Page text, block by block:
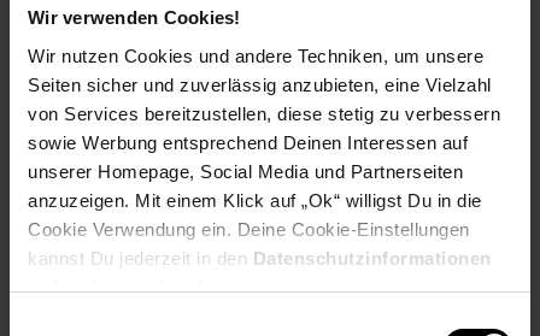
Wir verwenden Cookies!
Wir nutzen Cookies und andere Techniken, um unsere
Seiten sicher und zuverlässig anzubieten, eine Vielzahl
von Services bereitzustellen, diese stetig zu verbessern
sowie Werbung entsprechend Deinen Interessen auf
unserer Homepage, Social Media und Partnerseiten
anzuzeigen. Mit einem Klick auf „Ok“ willigst Du in die
Cookie Verwendung ein. Deine Cookie-Einstellungen
kannst Du jederzeit in den Datenschutzinformationen
ändern bzw. widerrufen.
PAYBACK
Payback Punkte
Extra°Punkte:
0